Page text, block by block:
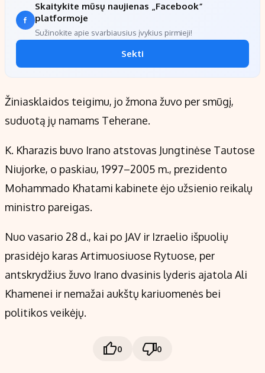
Skaitykite mūsų naujienas „Facebook“
platformoje
Sužinokite apie svarbiausius įvykius pirmieji!
Sekti
Žiniasklaidos teigimu, jo žmona žuvo per smūgį,
suduotą jų namams Teherane.
K. Kharazis buvo Irano atstovas Jungtinėse Tautose
Niujorke, o paskiau, 1997–2005 m., prezidento
Mohammado Khatami kabinete ėjo užsienio reikalų
ministro pareigas.
Nuo vasario 28 d., kai po JAV ir Izraelio išpuolių
prasidėjo karas Artimuosiuose Rytuose, per
antskrydžius žuvo Irano dvasinis lyderis ajatola Ali
Khamenei ir nemažai aukštų kariuomenės bei
politikos veikėjų.
0 0